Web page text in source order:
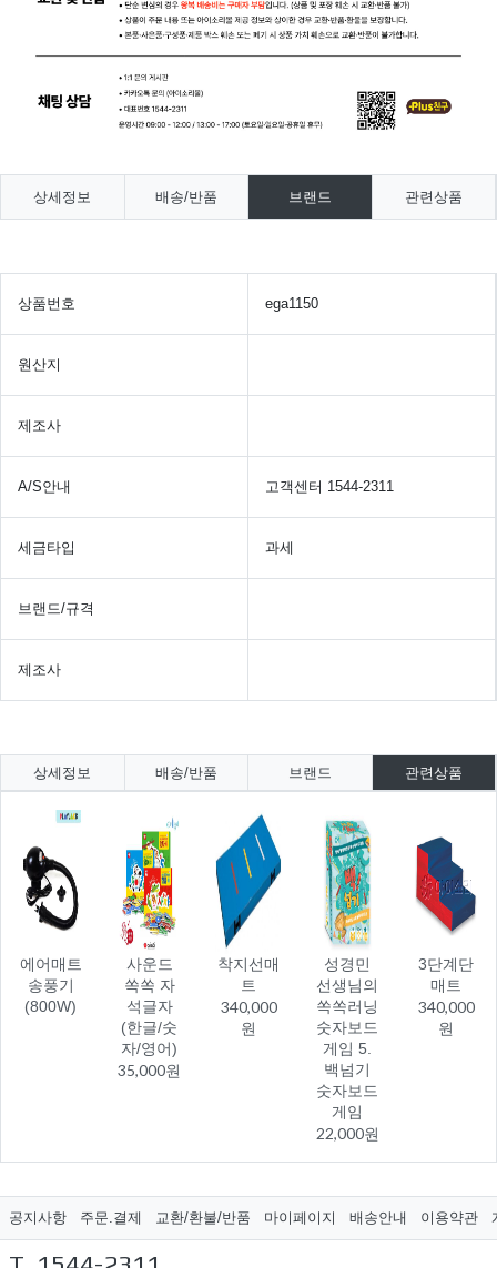
상세정보 배송/반품 브랜드 관련상품
상품번호 ega1150
원산지
제조사
A/S안내 고객센터 1544-2311
세금타입 과세
브랜드/규격
제조사
상세정보 배송/반품 브랜드 관련상품
에어매트
송풍기
(800W)
사운드
쏙쏙 자
석글자
(한글/숫
자/영어)
35,000원
착지선매
트
340,000
원
성경민
선생님의
쏙쏙러닝
숫자보드
게임 5.
백넘기
숫자보드
게임
22,000원
3단계단
매트
340,000
원
공지사항 주문.결제 교환/환불/반품 마이페이지 배송안내 이용약관